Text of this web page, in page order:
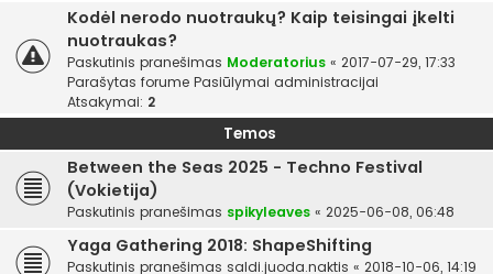
Kodėl nerodo nuotraukų? Kaip teisingai įkelti
nuotraukas?
Paskutinis pranešimas Moderatorius « 2017-07-29, 17:33
Parašytas forume Pasiūlymai administracijai
Atsakymai: 2
Temos
Between the Seas 2025 - Techno Festival
(Vokietija)
Paskutinis pranešimas spikyleaves « 2025-06-08, 06:48
Yaga Gathering 2018: ShapeShifting
Paskutinis pranešimas saldi.juoda.naktis « 2018-10-06, 14:19